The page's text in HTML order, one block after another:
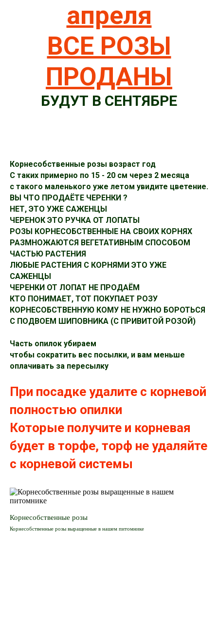
апреля
ВСЕ РОЗЫ
ПРОДАНЫ
БУДУТ В СЕНТЯБРЕ
Корнесобственные розы возраст год
С таких примерно по 15 - 20 см через 2 месяца
с такого маленького уже летом увидите цветение.
ВЫ ЧТО ПРОДАЁТЕ ЧЕРЕНКИ ?
НЕТ, ЭТО УЖЕ САЖЕНЦЫ
ЧЕРЕНОК ЭТО РУЧКА ОТ ЛОПАТЫ
РОЗЫ КОРНЕСОБСТВЕННЫЕ НА СВОИХ КОРНЯХ
РАЗМНОЖАЮТСЯ ВЕГЕТАТИВНЫМ СПОСОБОМ
ЧАСТЬЮ РАСТЕНИЯ
ЛЮБЫЕ РАСТЕНИЯ С КОРНЯМИ ЭТО УЖЕ
САЖЕНЦЫ
ЧЕРЕНКИ ОТ ЛОПАТ НЕ ПРОДАЁМ
КТО ПОНИМАЕТ, ТОТ ПОКУПАЕТ РОЗУ
КОРНЕСОБСТВЕННУЮ КОМУ НЕ НУЖНО БОРОТЬСЯ
С ПОДВОЕМ ШИПОВНИКА (С ПРИВИТОЙ РОЗОЙ)
Часть опилок убираем
чтобы сократить вес посылки, и вам меньше
оплачивать за пересылку
При посадке удалите с корневой
полностью опилки
Которые получите и корневая
будет в торфе, торф не удаляйте
с корневой системы
Корнесобственные розы
Корнесобственные розы выращенные в нашем питомнике